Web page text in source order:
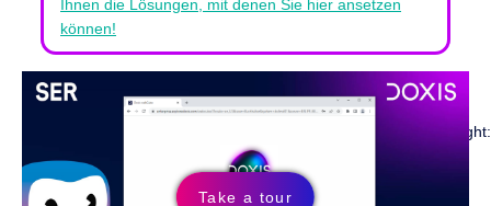
Ihnen die Lösungen, mit denen Sie hier ansetzen
können!
Take a tour
<iframe class="sl-demo" src="" name="sl-embed"
allow="fullscreen; camera; microphone"